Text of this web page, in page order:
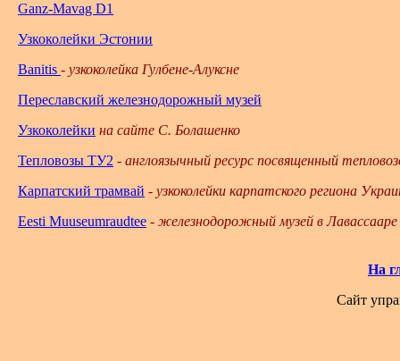
На
Ganz-Mavag D1
Узкоколейки Эстонии
Banitis - узкоколейка Гулбене-Алуксне
Переславский железнодорожный музей
Узкоколейки на сайте С. Болашенко
Тепловозы ТУ2 - англоязычный ресурс посвященный
Карпатский трамвай - узкоколейки карпатского региона
Eesti Muuseumraudtee - железнодорожный музей в
Сайт